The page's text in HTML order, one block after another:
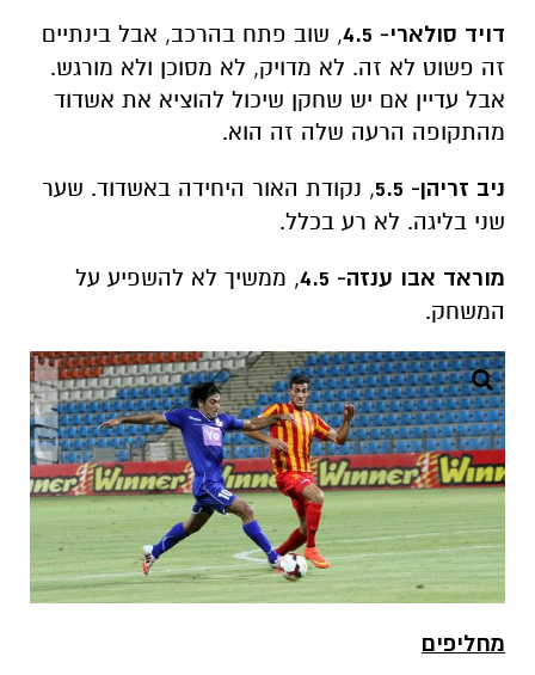
דויד סולארי- 4.5
, שוב פתח בהרכב, אבל בינתיים
זה פשוט לא זה. לא מדויק, לא מסוכן ולא מורגש.
אבל עדיין אם יש שחקן שיכול להוציא את אשדוד
מהתקופה הרעה שלה זה הוא.
ניב זריהן- 5.5
, נקודת האור היחידה באשדוד. שער
שני בליגה. לא רע בכלל.
מוראד אבו ענזה- 4.5
, ממשיך לא להשפיע על
המשחק.
מחליפים